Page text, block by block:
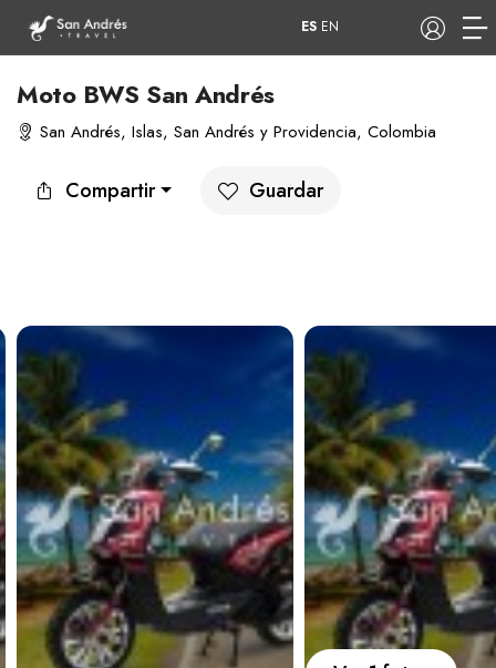
Barcos
Carros Ayuda
ES EN
Moto BWS San Andrés
San Andrés, Islas, San Andrés y Providencia, Colombia
Compartir Guardar